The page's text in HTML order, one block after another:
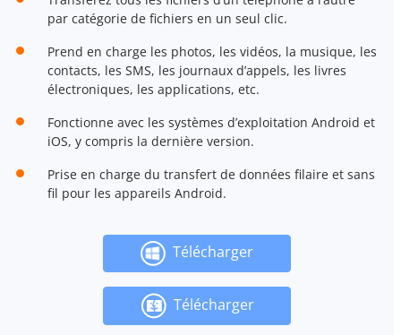
par catégorie de fichiers en un seul clic.
Prend en charge les photos, les vidéos, la musique, les
contacts, les SMS, les journaux d’appels, les livres
électroniques, les applications, etc.
Fonctionne avec les systèmes d’exploitation Android et
iOS, y compris la dernière version.
Prise en charge du transfert de données filaire et sans
fil pour les appareils Android.
Télécharger
Télécharger